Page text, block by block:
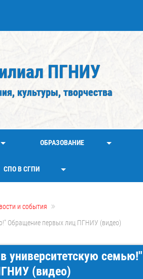
ПГНИУ
культуры, творчества
ОБРАЗОВАНИЕ
СПО В СГПИ
и события
Обращение первых лиц ПГНИУ (видео)
университетскую семью!"
(видео)